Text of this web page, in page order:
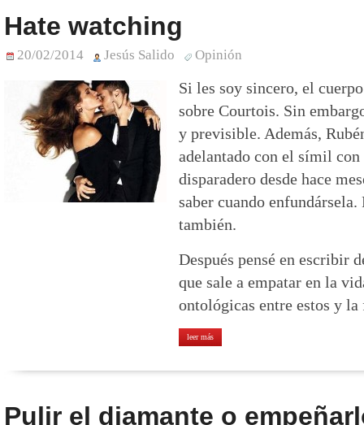
Hate watching
20/02/2014 Jesús Salido Opinión
Si les soy sincero, el
sobre Courtois. Sin
y previsible. Además,
adelantado con el símil
disparadero desde hace
saber cuando
también.
Después pensé en escribir
que sale a empatar en la
ontológicas entre estos y
leer más
Pulir el diamante o